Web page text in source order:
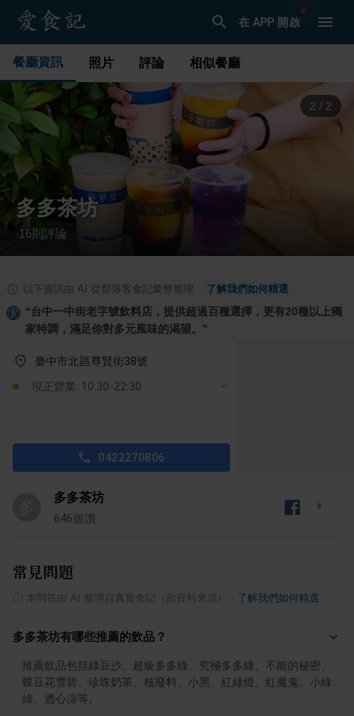
在 APP 開啟
餐廳資訊 照片 評論 相似餐廳
1 / 2
多多茶坊
·16則評論
以下資訊由 AI 從部落客食記彙整整理 了解我們如何精選
“台中一中街老字號飲料店，提供超過百種選擇，更有20種以上獨
家特調，滿足你對多元風味的渴望。 ”
臺中市北區尊賢街38號
現正營業: 10:30-22:30
0422270806
多多茶坊
646個讚
常見問題
本問答由 AI 整理自真實食記（附資料來源） 了解我們如何精選
多多茶坊有哪些推薦的飲品？
推薦飲品包括綠豆沙、超級多多綠、究極多多綠、不能的秘密、
蝶豆花雪碧、珍珠奶茶、核廢料、小黑、紅綠燈、紅魔鬼、小綠
綠、透心涼等。